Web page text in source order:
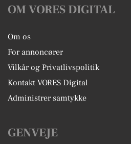
OM VORES DIGITAL
Om os
For annoncører
Vilkår og Privatlivspolitik
Kontakt VORES Digital
Administrer samtykke
GENVEJE